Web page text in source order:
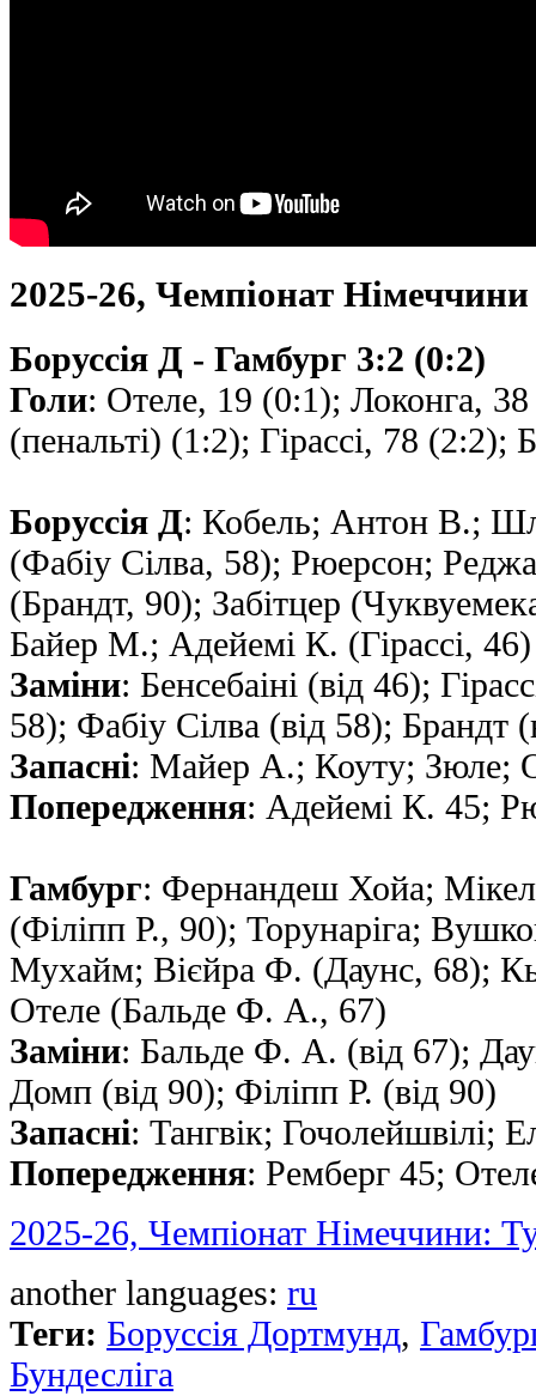
2025-26, Чемпіонат Німеччини
Боруссія Д - Гамбург 3:2 (0:2)
Голи: Отеле, 19 (0:1); Локонга, 38
(пенальті) (1:2); Гірассі, 78 (2:2);
Боруссія Д: Кобель; Антон В.;
(Фабіу Сілва, 58); Рюерсон;
(Брандт, 90); Забітцер
Байер М.; Адейемі К. (Гірассі, 46)
Заміни: Бенсебаіні (від 46);
58); Фабіу Сілва (від 58); Брандт
Запасні: Майер А.; Коуту; Зюле;
Попередження: Адейемі К. 45;
Гамбург: Фернандеш Хойа;
(Фiлiпп Р., 90); Торунаріга;
Мухайм; Вієйра Ф. (Даунс, 68);
Отеле (Бальде Ф. А., 67)
Заміни: Бальде Ф. А. (від 67);
Домп (від 90); Фiлiпп Р. (від 90)
Запасні: Тангвік; Гочолейшвілі;
Попередження: Ремберг 45;
2025-26, Чемпіонат Німеччини:
another languages: ru
Теги: Боруссія Дортмунд,
Бундесліга